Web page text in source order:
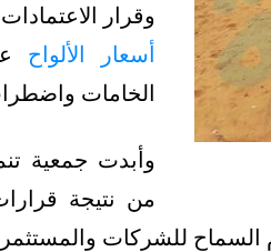
وقرار
أسعار الألواح
الخامات
وأبدت جمعية
من نتيجة
للشركات